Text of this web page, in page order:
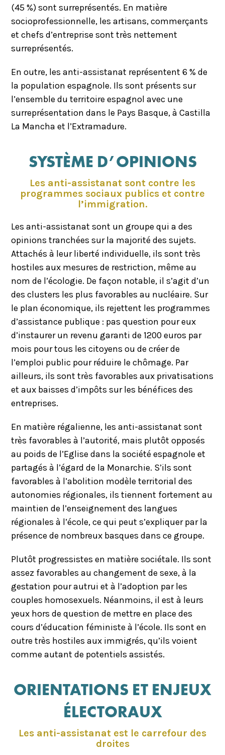
(45 %) sont surreprésentés. En matière
socioprofessionnelle, les artisans, commerçants
et chefs d’entreprise sont très nettement
surreprésentés.
En outre, les anti-assistanat représentent 6 % de
la population espagnole. Ils sont présents sur
l’ensemble du territoire espagnol avec une
surreprésentation dans le Pays Basque, à Castilla
La Mancha et l’Extramadure.
SYSTÈME D’OPINIONS
Les anti-assistanat sont contre les
programmes sociaux publics et contre
l’immigration.
Les anti-assistanat sont un groupe qui a des
opinions tranchées sur la majorité des sujets.
Attachés à leur liberté individuelle, ils sont très
hostiles aux mesures de restriction, même au
nom de l’écologie. De façon notable, il s’agit d’un
des clusters les plus favorables au nucléaire. Sur
le plan économique, ils rejettent les programmes
d’assistance publique : pas question pour eux
d’instaurer un revenu garanti de 1200 euros par
mois pour tous les citoyens ou de créer de
l’emploi public pour réduire le chômage. Par
ailleurs, ils sont très favorables aux privatisations
et aux baisses d’impôts sur les bénéfices des
entreprises.
En matière régalienne, les anti-assistanat sont
très favorables à l’autorité, mais plutôt opposés
au poids de l’Eglise dans la société espagnole et
partagés à l’égard de la Monarchie. S’ils sont
favorables à l’abolition modèle territorial des
autonomies régionales, ils tiennent fortement au
maintien de l’enseignement des langues
régionales à l’école, ce qui peut s’expliquer par la
présence de nombreux basques dans ce groupe.
Plutôt progressistes en matière sociétale. Ils sont
assez favorables au changement de sexe, à la
gestation pour autrui et à l’adoption par les
couples homosexuels. Néanmoins, il est à leurs
yeux hors de question de mettre en place des
cours d’éducation féministe à l’école. Ils sont en
outre très hostiles aux immigrés, qu’ils voient
comme autant de potentiels assistés.
ORIENTATIONS ET ENJEUX
ÉLECTORAUX
Les anti-assistanat est le carrefour des
droites